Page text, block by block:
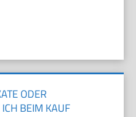
ODER
BEIM KAUF